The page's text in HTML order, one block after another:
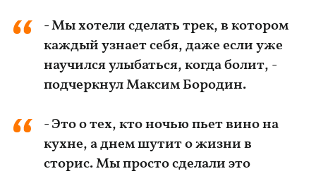
- Мы хотели сделать трек, в котором
каждый узнает себя, даже если уже
научился улыбаться, когда болит, -
подчеркнул Максим Бородин.
- Это о тех, кто ночью пьет вино на
кухне, а днем шутит о жизни в
сторис. Мы просто сделали это